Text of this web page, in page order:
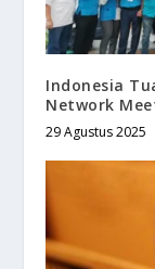
Indonesia
Network
29 Agustus 2025